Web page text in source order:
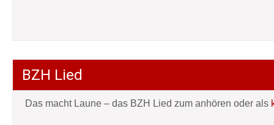
BZH Lied
Das macht Laune – das BZH Lied zum anhören oder als